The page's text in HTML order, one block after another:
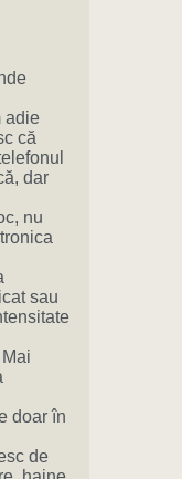
adie
că
dar
nu
sau
doar în
de